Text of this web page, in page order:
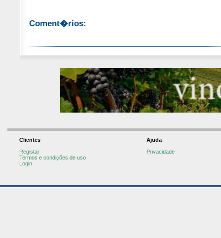
Coment�rios:
Clientes
Registar
Termos e condições de uso
Login
Ajuda
Privacidade